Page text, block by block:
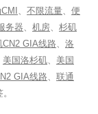
、 不限流量、 便
务器、 机房、 杉矶
CN2 GIA线路、 洛
美国洛杉矶、 美国
GIA线路、 联通